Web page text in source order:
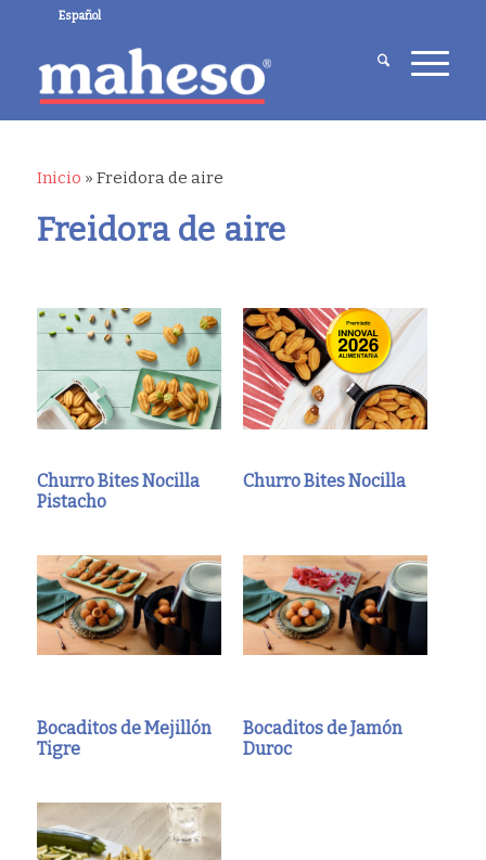
Español
Inicio » Freidora de aire
Freidora de aire
Churro Bites Nocilla
Pistacho
Churro Bites Nocilla
Bocaditos de Mejillón
Tigre
Bocaditos de Jamón
Duroc